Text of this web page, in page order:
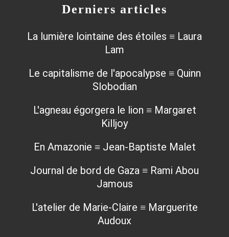
Derniers articles
La lumière lointaine des étoiles ≡ Laura
Lam
Le capitalisme de l'apocalypse ≡ Quinn
Slobodian
L'agneau égorgera le lion ≡ Margaret
Killjoy
En Amazonie ≡ Jean-Baptiste Malet
Journal de bord de Gaza ≡ Rami Abou
Jamous
L'atelier de Marie-Claire ≡ Marguerite
Audoux